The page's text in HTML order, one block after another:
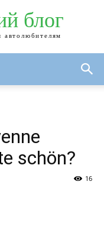
блог
автолюбителям
schön?
16